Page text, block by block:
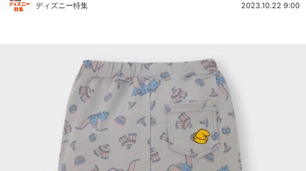
ディズニー特集 2023.10.22 9:00